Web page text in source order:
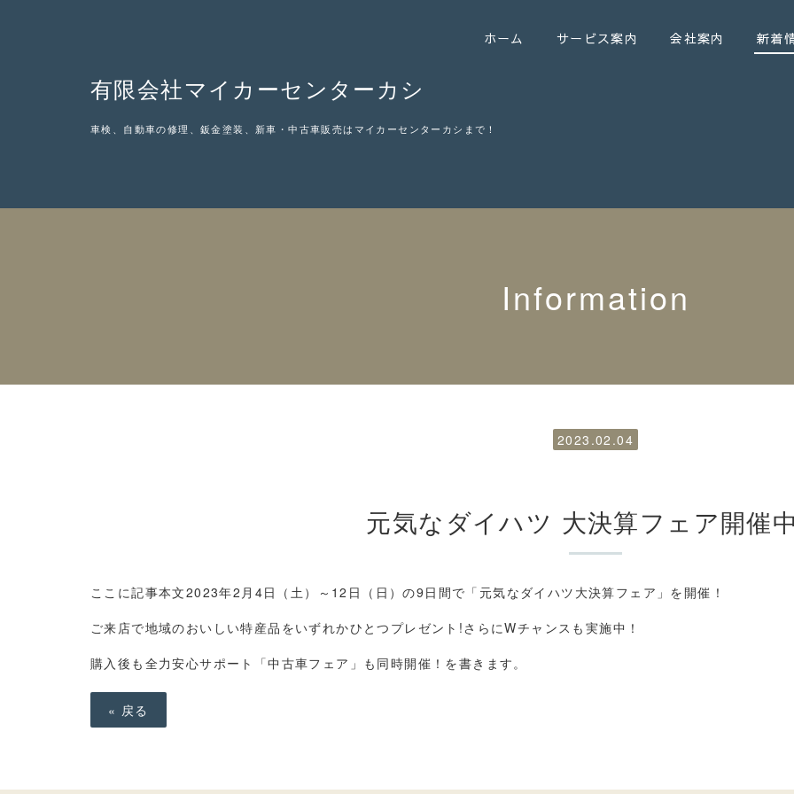
ホーム サービス案内 会社案内 新着
有限会社マイカーセンターカシ
車検、自動車の修理、鈑金塗装、新車・中古車販売はマイカーセンターカシまで！
Information
2023.02.04
元気なダイハツ 大決算フェア開催
ここに記事本文2023年2 月 4日（土）～ 12 日（日）の9 日間で「元気なダイハツ大決算フェア」を開催！
ご来店で地域のおいしい特産品をいずれかひとつプレゼント !さらにWチャンスも実施中！
購入後も全力安心サポート「中古車フェア」も同時開催！ を書きます。
« 戻る